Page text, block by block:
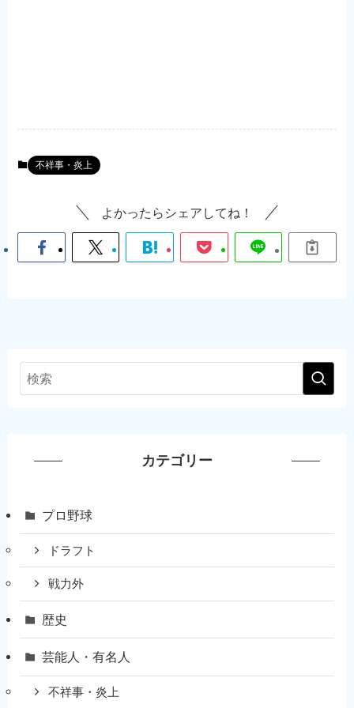
不祥事・炎上
よかったらシェアしてね！
カテゴリー
プロ野球
ドラフト
戦力外
歴史
芸能人・有名人
不祥事・炎上